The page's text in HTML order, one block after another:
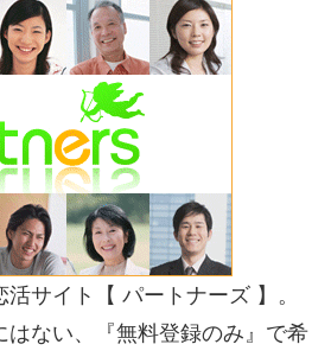
サイト【 パートナーズ 】。
はない、『無料登録のみ』で希